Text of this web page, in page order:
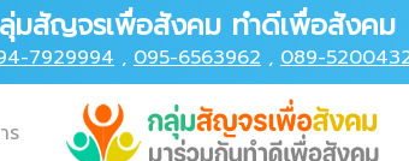
มสัญจรเพื่อสังคม ทำดีเพื่อสังคม
7929994 , 095-6563962 , 089-
ร